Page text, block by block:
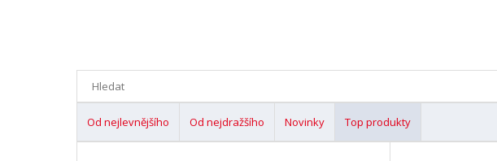
Vyhledávání
Od nejlevnějšího Od nejdražšího Novinky Top produkty